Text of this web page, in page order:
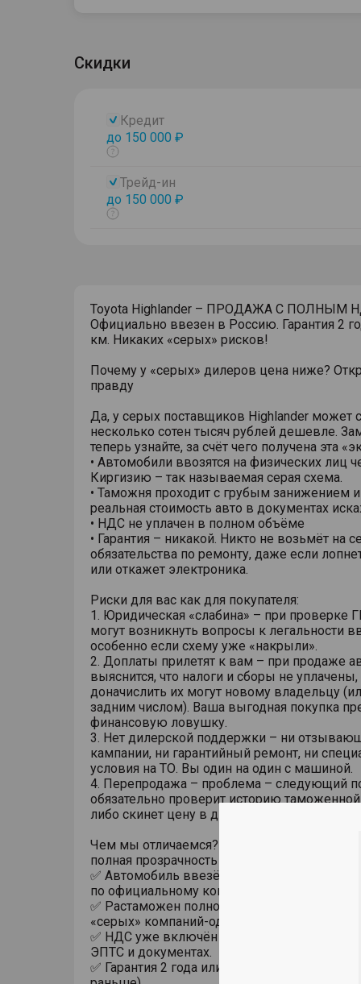
Скидки
Кредит
до 150 000 ₽
Показать
Трейд-ин
до 150 000 ₽
Показать
Toyota Highlander – ПРОДАЖА С ПОЛНЫМ
Официально ввезен в Россию. Гарантия 2
км. Никаких «серых» рисков!
Почему у «серых» дилеров цена ниже?
правду
Да, у серых поставщиков Highlander может
несколько сотен тысяч рублей дешевле.
теперь узнайте, за счёт чего получена эта
• Автомобили ввозятся на физических лиц
Киргизию – так называемая серая схема.
• Таможня проходит с грубым занижением
реальная стоимость авто в документах
• НДС не уплачен в полном объёме
• Гарантия – никакой. Никто не возьмёт на
обязательства по ремонту, даже если
или откажет электроника.
Риски для вас как для покупателя:
1. Юридическая «слабина» – при проверке
могут возникнуть вопросы к легальности
особенно если схему уже «накрыли».
2. Доплаты прилетят к вам – при продаже
выяснится, что налоги и сборы не уплачены,
доначислить их могут новому владельцу
задним числом). Ваша выгодная покупка
финансовую ловушку.
3. Нет дилерской поддержки – ни
кампании, ни гарантийный ремонт, ни
условия на ТО. Вы один на один с машиной.
4. Перепродажа – проблема – следующий
обязательно проверит историю
либо скинет цену в два раза, либо вовсе
Чем мы отличаемся? Официальный дилер
полная прозрачность и защита
✅ Автомобиль ввезён в Россию
по официальному контракту.
✅ Растаможен полностью в РФ – без
«серых» компаний-однодневок.
✅ НДС уже включён и уплачен. Это
ЭПТС и документах.
✅ Гарантия 2 года или 60 000 км пробега (что